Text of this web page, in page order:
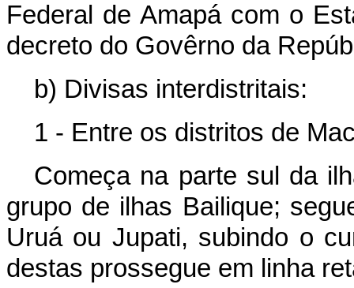
Federal de Amapá com o
decreto do Govêrno da
b) Divisas interdistritais:
1 - Entre os distritos de
Começa na parte sul da
grupo de ilhas Bailique;
Uruá ou Jupati, subindo o
destas prossegue em linha